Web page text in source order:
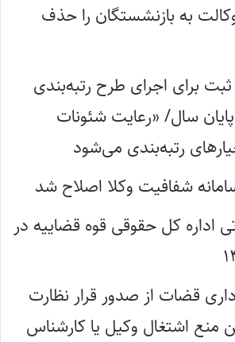
به بازنشستگان را حذف
ثبت برای اجرای طرح رتبه‌بندی
پایان سال/ «رعایت شئونات
رتبه‌بندی می‌شود
شفافیت وکلا اصلاح شد
اداره کل حقوقی قوه قضاییه در
قضات از صدور قرار نظارت
اشتغال وکیل یا کارشناس